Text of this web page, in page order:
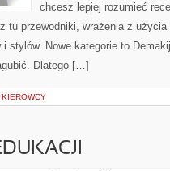
chcesz lepiej rozumieć
tu przewodniki, wrażenia z
i stylów. Nowe kategorie to
Dlatego […]